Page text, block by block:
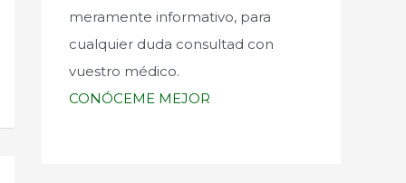
meramente informativo, para
cualquier duda consultad con
vuestro médico.
CONÓCEME MEJOR